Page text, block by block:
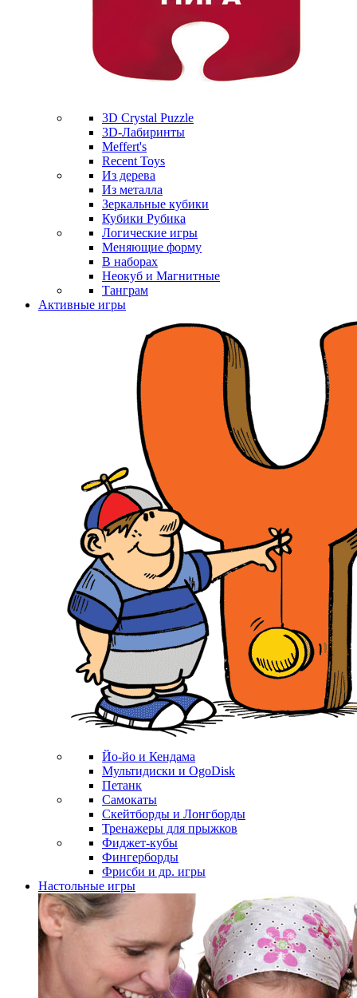
3D Crystal Puzzle
3D-Лабиринты
Meffert's
Recent Toys
Из дерева
Из металла
Зеркальные кубики
Кубики Рубика
Логические игры
Меняющие форму
В наборах
Неокуб и Магнитные
Танграм
Активные игры
Йо-йо и Кендама
Мультидиски и OgoDisk
Петанк
Самокаты
Скейтборды и Лонгборды
Тренажеры для прыжков
Фиджет-кубы
Фингерборды
Фрисби и др. игры
Настольные игры